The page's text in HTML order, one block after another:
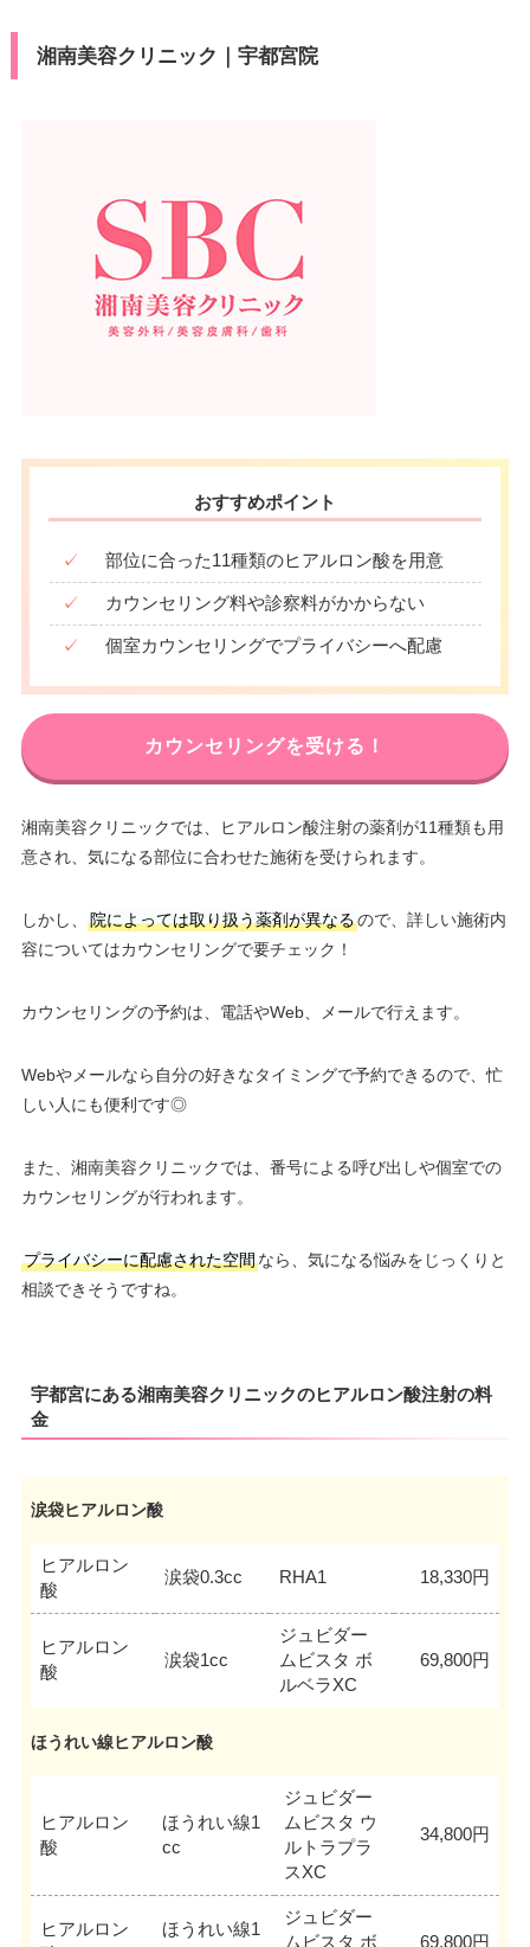
湘南美容クリニック｜宇都宮院
おすすめポイント
✓ 部位に合った11種類のヒアルロン酸を用意
✓ カウンセリング料や診察料がかからない
✓ 個室カウンセリングでプライバシーへ配慮
カウンセリングを受ける！
湘南美容クリニックでは、ヒアルロン酸注射の薬剤が11種類も用
意され、気になる部位に合わせた施術を受けられます。
しかし、 院によっては取り扱う薬剤が異なるので、詳しい施術内
容についてはカウンセリングで要チェック！
カウンセリングの予約は、電話やWeb、メールで行えます。
Webやメールなら自分の好きなタイミングで予約できるので、忙
しい人にも便利です◎
また、湘南美容クリニックでは、番号による呼び出しや個室での
カウンセリングが行われます。
プライバシーに配慮された空間なら、気になる悩みをじっくりと
相談できそうですね。
宇都宮にある湘南美容クリニックのヒアルロン酸注射の料
金
涙袋ヒアルロン酸
ヒアルロン
酸
涙袋0.3cc RHA1 18,330円
ヒアルロン
酸
涙袋1cc
ジュビダー
ムビスタ ボ
ルベラXC
69,800円
ほうれい線ヒアルロン酸
ヒアルロン
酸
ほうれい線1
cc
ジュビダー
ムビスタ ウ
ルトラプラ
スXC
34,800円
ヒアルロン
ほうれい線1
ジュビダー
ムビスタ ボ
69,800円